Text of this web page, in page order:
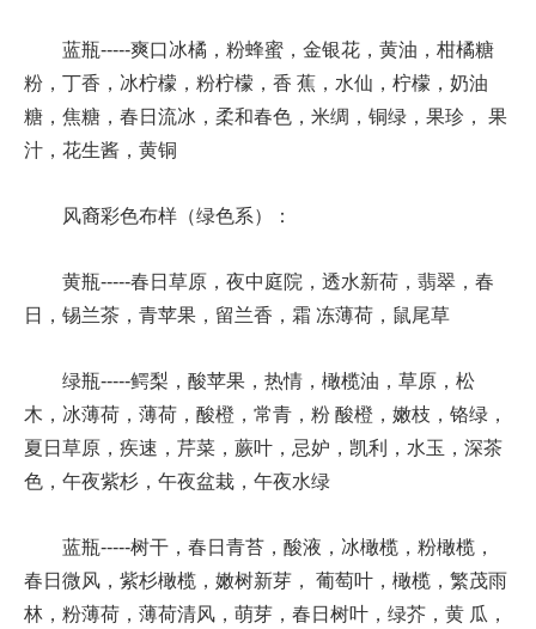
蓝瓶-----爽口冰橘，粉蜂蜜，金银花，黄油，柑橘糖
粉，丁香，冰柠檬，粉柠檬，香 蕉，水仙，柠檬，奶油
糖，焦糖，春日流冰，柔和春色，米绸，铜绿，果珍， 果
汁，花生酱，黄铜
风裔彩色布样（绿色系）：
黄瓶-----春日草原，夜中庭院，透水新荷，翡翠，春
日，锡兰茶，青苹果，留兰香，霜 冻薄荷，鼠尾草
绿瓶-----鳄梨，酸苹果，热情，橄榄油，草原，松
木，冰薄荷，薄荷，酸橙，常青，粉 酸橙，嫩枝，铬绿，
夏日草原，疾速，芹菜，蕨叶，忌妒，凯利，水玉，深茶
色，午夜紫杉，午夜盆栽，午夜水绿
蓝瓶-----树干，春日青苔，酸液，冰橄榄，粉橄榄，
春日微风，紫杉橄榄，嫩树新芽， 葡萄叶，橄榄，繁茂雨
林，粉薄荷，薄荷清风，萌芽，春日树叶，绿芥，黄 瓜，